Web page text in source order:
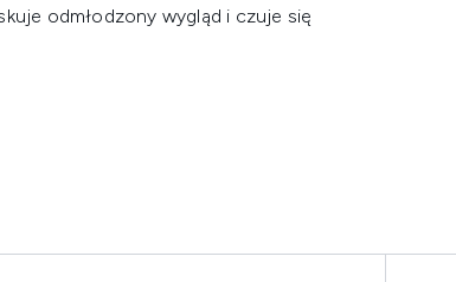
odmłodzony wygląd i czuje się